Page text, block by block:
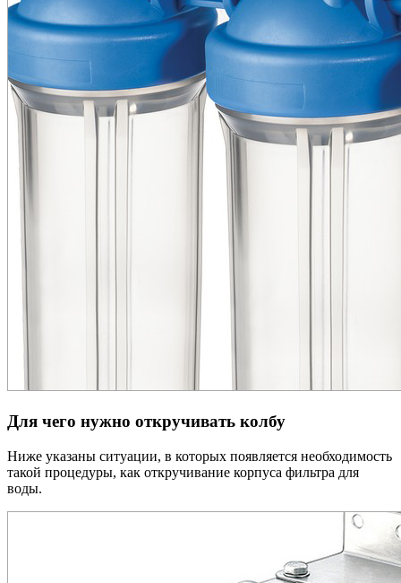
Для чего нужно откручивать колбу
Ниже указаны ситуации, в которых появляется необходимость
такой процедуры, как откручивание корпуса фильтра для
воды.